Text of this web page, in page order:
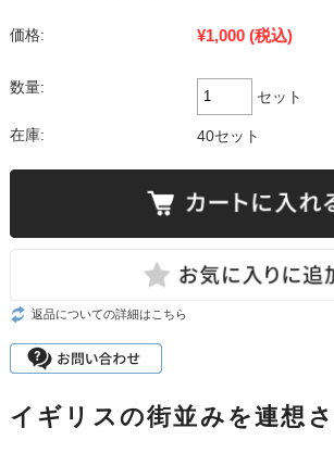
価格: ¥1,000 (税込)
数量:
セット
在庫: 40セット
返品についての詳細はこちら
イギリスの街並みを連想